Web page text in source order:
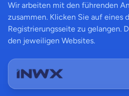
Wir arbeiten mit den führenden
zusammen. Klicken Sie auf eines
Registrierungsseite zu gelangen.
den jeweiligen Websites.